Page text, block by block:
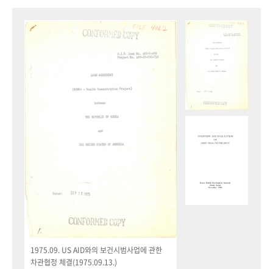
1975.09. US AID와의 보건시범사업에 관한
차관협정 체결(1975.09.13.)